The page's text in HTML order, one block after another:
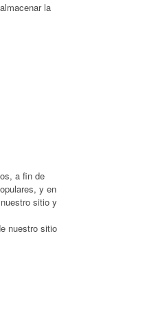
la
a fin de
y en
sitio y
nuestro sitio